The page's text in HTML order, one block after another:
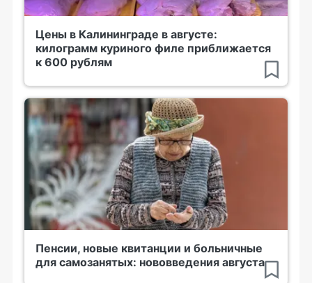
Цены в Калининграде в августе:
килограмм куриного филе приближается
к 600 рублям
Пенсии, новые квитанции и больничные
для самозанятых: нововведения августа